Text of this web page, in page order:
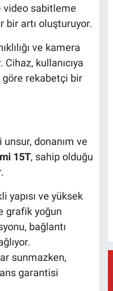
video sabitleme
bir artı oluşturuyor.
ve kamera
kullanıcıya
göre rekabetçi bir
donanım ve
15T, sahip olduğu
yapısı ve yüksek
grafik yoğun
bağlantı
sunmazken,
garantisi